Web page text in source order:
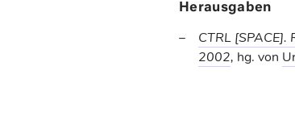
Herausgaben
CTRL
2002, hg. von